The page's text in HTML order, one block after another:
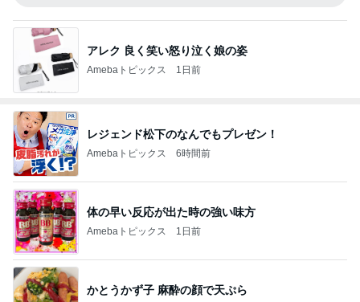
アレク 良く笑い怒り泣く娘の姿
Amebaトピックス 1日前
レジェンド松下のなんでもプレゼン！
Amebaトピックス 6時間前
体の早い反応が出た時の強い味方
Amebaトピックス 1日前
かとうかず子 麻酔の顔で天ぷら